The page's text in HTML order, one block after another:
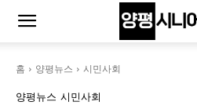
홈 양평뉴스 시민사회
양평뉴스 시민사회